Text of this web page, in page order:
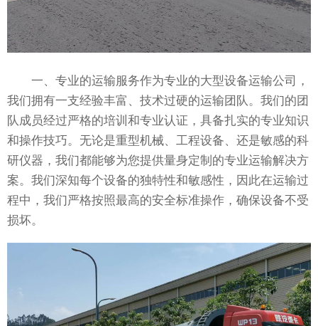
一、专业的运输服务作为专业的大型设备运输公司，
我们拥有一支经验丰富、技术过硬的运输团队。我们的团
队成员经过严格的培训和专业认证，具备扎实的专业知识
和操作技巧。无论是重型机械、工程设备、还是敏感的科
研仪器，我们都能够为您提供量身定制的专业运输解决方
案。我们深知每个设备的独特性和敏感性，因此在运输过
程中，我们严格按照最高的安全标准操作，确保设备不受
损坏。